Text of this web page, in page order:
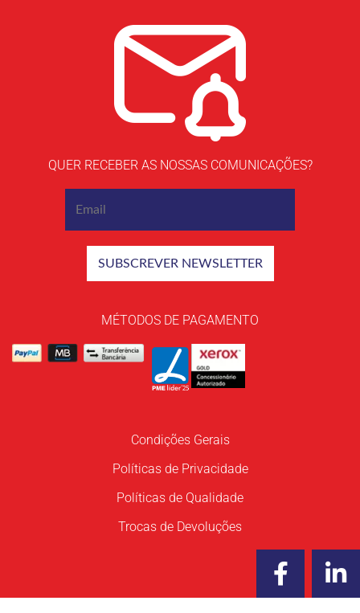
QUER RECEBER AS NOSSAS COMUNICAÇÕES?
MÉTODOS DE PAGAMENTO
Condições Gerais
Políticas de Privacidade
Políticas de Qualidade
Trocas de Devoluções
F
a
i